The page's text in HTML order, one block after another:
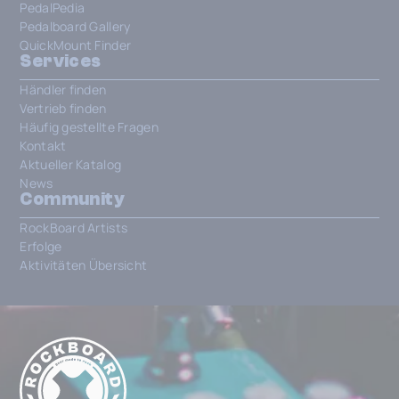
PedalPedia
Pedalboard Gallery
QuickMount Finder
Services
Händler finden
Vertrieb finden
Häufig gestellte Fragen
Kontakt
Aktueller Katalog
News
Community
RockBoard Artists
Erfolge
Aktivitäten Übersicht